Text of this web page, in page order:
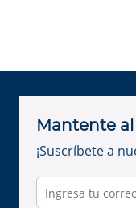
Mantente
¡Suscríbete a